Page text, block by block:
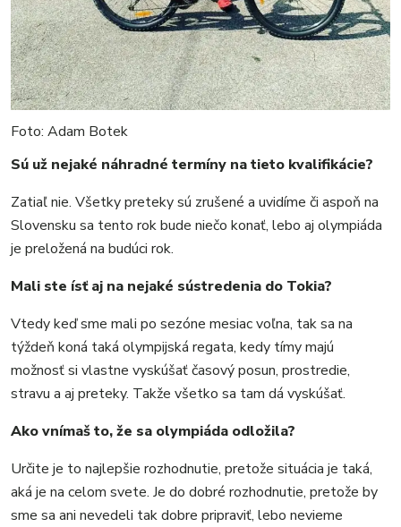
Foto: Adam Botek
Sú už nejaké náhradné termíny na tieto kvalifikácie?
Zatiaľ nie. Všetky preteky sú zrušené a uvidíme či aspoň na
Slovensku sa tento rok bude niečo konať, lebo aj olympiáda
je preložená na budúci rok.
Mali ste ísť aj na nejaké sústredenia do Tokia?
Vtedy keď sme mali po sezóne mesiac voľna, tak sa na
týždeň koná taká olympijská regata, kedy tímy majú
možnosť si vlastne vyskúšať časový posun, prostredie,
stravu a aj preteky. Takže všetko sa tam dá vyskúšať.
Ako vnímaš to, že sa olympiáda odložila?
Určite je to najlepšie rozhodnutie, pretože situácia je taká,
aká je na celom svete. Je do dobré rozhodnutie, pretože by
sme sa ani nevedeli tak dobre pripraviť, lebo nevieme